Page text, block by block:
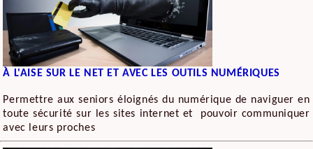
À L'AISE SUR LE NET ET AVEC LES OUTILS NUMÉRIQUES
Permettre aux seniors éloignés du numérique de naviguer en
toute sécurité sur les sites internet et pouvoir communiquer
avec leurs proches